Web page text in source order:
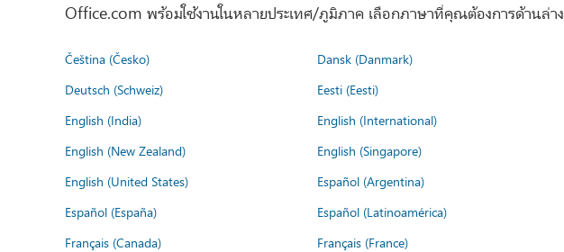
Office.com พร้อมใช้งานในหลายประเทศ/ภูมิภาค เลือกภาษาที่คุณต้องการด้านล่าง
Čeština (Česko) Dansk (Danmark)
Deutsch (Schweiz)
Eesti (Eesti)
English (India)
English (International)
English (New Zealand)
English (Singapore)
English (United States)
Español (Argentina)
Español (España)
Español (Latinoamérica)
Français (Canada)
Français (France)